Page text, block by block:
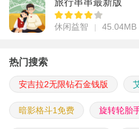
休闲益智 45.04MB
热门搜索
安吉拉2无限钻石金钱版
暗影格斗1免费 旋转轮胎